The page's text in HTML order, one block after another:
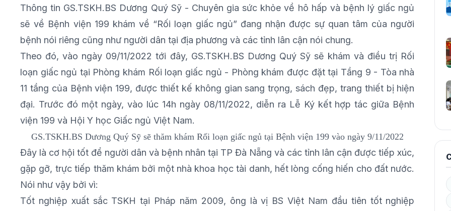
Thông tin GS.TSKH.BS Dương Quý Sỹ - Chuyên gia sức khỏe về hô hấp và bệnh lý giấc ngủ
sẽ về Bệnh viện 199 khám về “Rối loạn giấc ngủ” đang nhận được sự quan tâm của người
bệnh nói riêng cũng như người dân tại địa phương và các tỉnh lân cận nói chung.
Theo đó, vào ngày 09/11/2022 tới đây, GS.TSKH.BS Dương Quý Sỹ sẽ khám và điều trị Rối
loạn giấc ngủ tại Phòng khám Rối loạn giấc ngủ - Phòng khám được đặt tại Tầng 9 - Tòa nhà
11 tầng của Bệnh viện 199, được thiết kế không gian sang trọng, sách đẹp, trang thiết bị hiện
đại. Trước đó một ngày, vào lúc 14h ngày 08/11/2022, diễn ra Lễ Ký kết hợp tác giữa Bệnh
viện 199 và Hội Y học Giấc ngủ Việt Nam.
GS.TSKH.BS Dương Quý Sỹ sẽ thăm khám Rối loạn giấc ngủ tại Bệnh viện 199 vào ngày 9/11/2022
Đây là cơ hội tốt để người dân và bệnh nhân tại TP Đà Nẵng và các tỉnh lân cận được tiếp xúc,
gặp gỡ, trực tiếp thăm khám bởi một nhà khoa học tài danh, hết lòng cống hiến cho đất nước.
Nói như vậy bởi vì:
Tốt nghiệp xuất sắc TSKH tại Pháp năm 2009, ông là vị BS Việt Nam đầu tiên tốt nghiệp